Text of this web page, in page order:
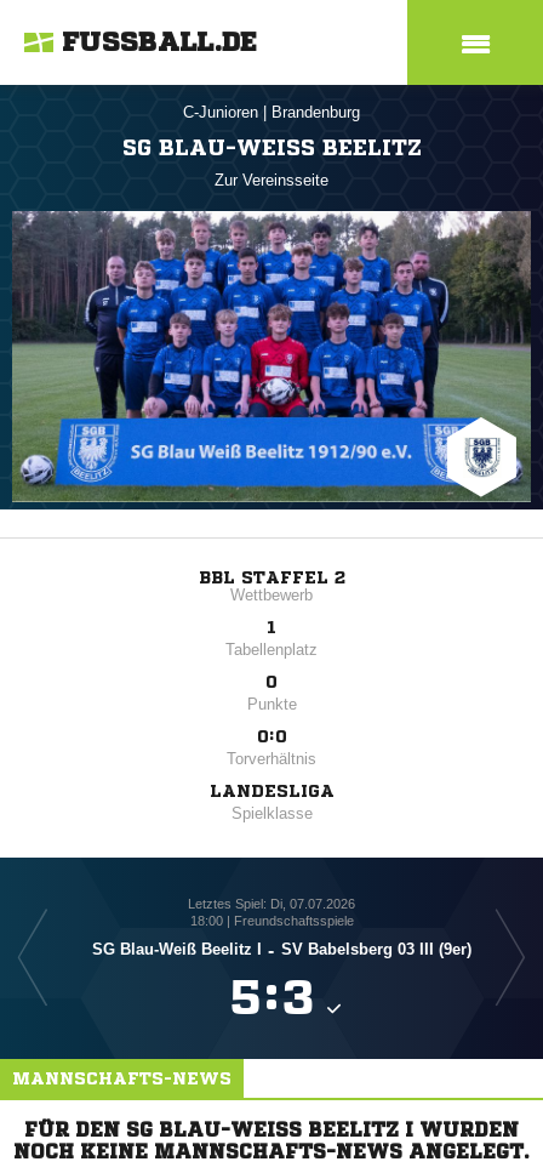
FUSSBALL.DE
C-Junioren Brandenburg
SG BLAU-WEISS BEELITZ
Zur Vereinsseite
BBL STAFFEL 2
Wettbewerb
1
Tabellenplatz
0
Punkte
0:0
Torverhältnis
LANDESLIGA
Spielklasse
Letztes Spiel: Di, 07.07.2026
18:00 | Freundschaftsspiele
SG Blau-Weiß Beelitz I - SV Babelsberg 03 III (9er)
:
MANNSCHAFTS-NEWS
FÜR DEN SG BLAU-WEISS BEELITZ I WURDEN N
OCH KEINE MANNSCHAFTS-NEWS ANGELEGT.